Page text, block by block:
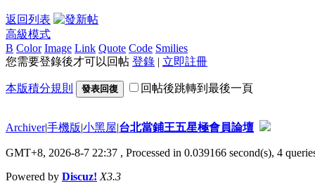
返回列表
高級模式
B Color Image Link Quote Code Smilies
您需要登錄後才可以回帖 登錄 | 立即註冊
本版積分規則 發表回復 回帖後跳轉到最後一頁
Archiver|手機版|小黑屋|台北當鋪王五星極會員論壇
GMT+8, 2026-8-7 22:37 , Processed in 0.039166 second(s), 4
Powered by Discuz! X3.3